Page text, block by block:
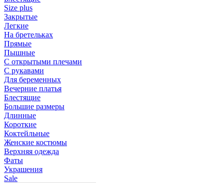
Size plus
Закрытые
Легкие
На бретельках
Прямые
Пышные
С открытыми плечами
С рукавами
Для беременных
Вечерние платья
Блестящие
Большие размеры
Длинные
Короткие
Коктейльные
Женские костюмы
Верхняя одежда
Фаты
Украшения
Sale